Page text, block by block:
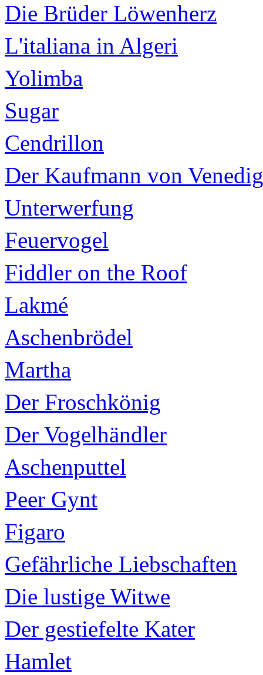
Die Brüder Löwenherz
L'italiana in Algeri
Yolimba
Sugar
Cendrillon
Der Kaufmann von Venedig
Unterwerfung
Feuervogel
Fiddler on the Roof
Lakmé
Aschenbrödel
Martha
Der Froschkönig
Der Vogelhändler
Aschenputtel
Peer Gynt
Figaro
Gefährliche Liebschaften
Die lustige Witwe
Der gestiefelte Kater
Hamlet